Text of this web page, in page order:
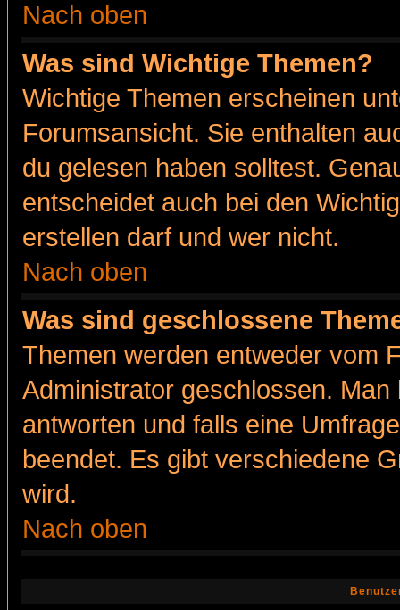
Nach oben
Was sind Wichtige Themen?
Wichtige Themen erscheinen
Forumsansicht. Sie enthalten
du gelesen haben solltest.
entscheidet auch bei den
erstellen darf und wer nicht.
Nach oben
Was sind geschlossene
Themen werden entweder vom
Administrator geschlossen.
antworten und falls eine
beendet. Es gibt verschiedene
wird.
Nach oben